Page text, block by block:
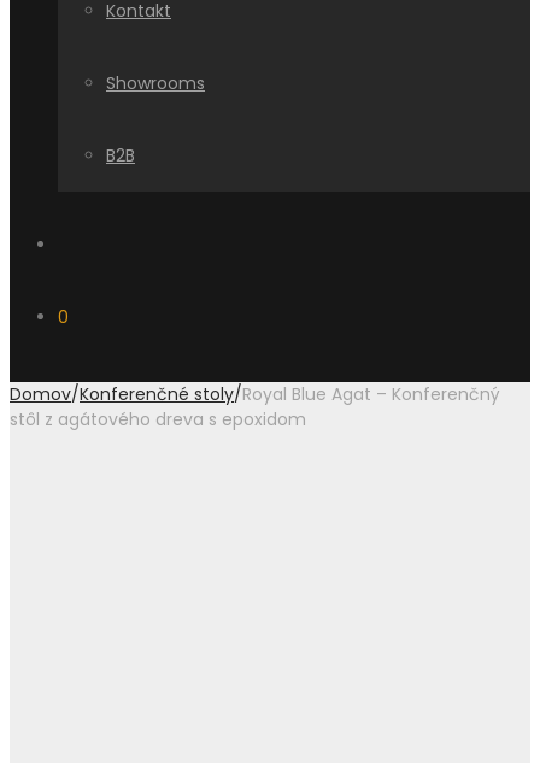
Kontakt
Showrooms
B2B
0
Domov/Konferenčné stoly/Royal Blue Agat – Konferenčný
stôl z agátového dreva s epoxidom